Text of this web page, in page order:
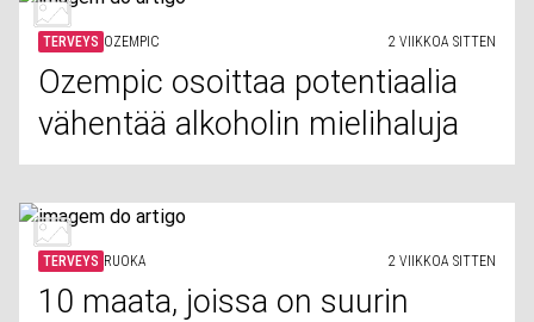
TERVEYS OZEMPIC 2 VIIKKOA SITTEN
Ozempic osoittaa potentiaalia
vähentää alkoholin mielihaluja
TERVEYS RUOKA 2 VIIKKOA SITTEN
10 maata, joissa on suurin